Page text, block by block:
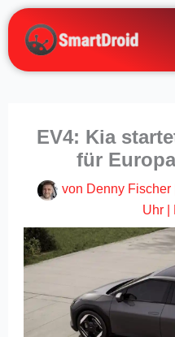
Zum
Inhalt
springen
EV4: Kia
für
von Denny Fischer
Uhr